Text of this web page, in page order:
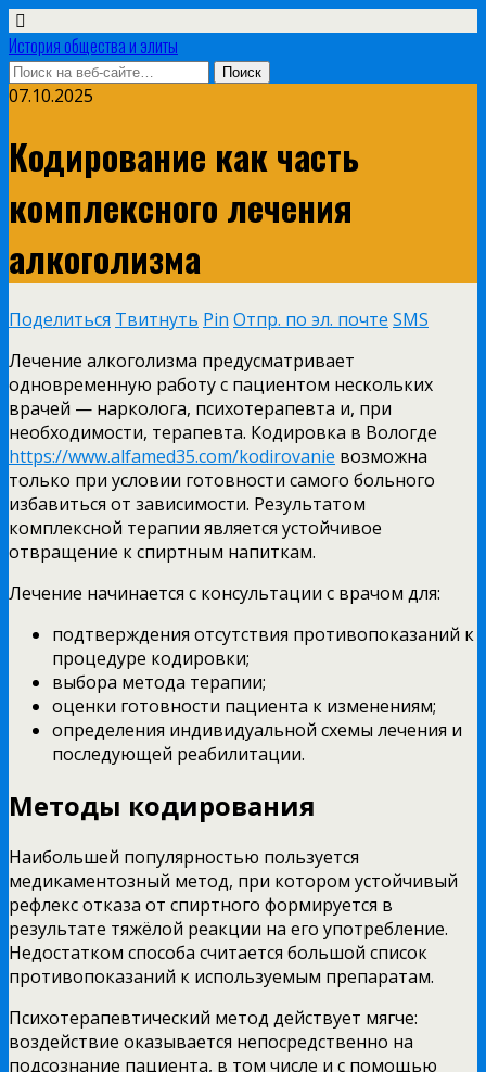
История общества и элиты
07.10.2025
Кодирование как часть
комплексного лечения
алкоголизма
Поделиться Твитнуть Pin Отпр. по эл. почте SMS
Лечение алкоголизма предусматривает
одновременную работу с пациентом нескольких
врачей — нарколога, психотерапевта и, при
необходимости, терапевта. Кодировка в Вологде
https://www.alfamed35.com/kodirovanie возможна
только при условии готовности самого больного
избавиться от зависимости. Результатом
комплексной терапии является устойчивое
отвращение к спиртным напиткам.
Лечение начинается с консультации с врачом для:
подтверждения отсутствия противопоказаний к
процедуре кодировки;
выбора метода терапии;
оценки готовности пациента к изменениям;
определения индивидуальной схемы лечения и
последующей реабилитации.
Методы кодирования
Наибольшей популярностью пользуется
медикаментозный метод, при котором устойчивый
рефлекс отказа от спиртного формируется в
результате тяжёлой реакции на его употребление.
Недостатком способа считается большой список
противопоказаний к используемым препаратам.
Психотерапевтический метод действует мягче:
воздействие оказывается непосредственно на
подсознание пациента, в том числе и с помощью